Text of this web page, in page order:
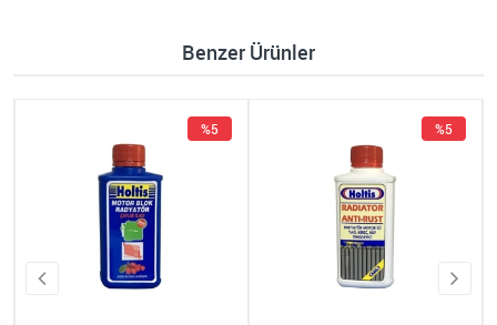
Benzer Ürünler
%5 %5